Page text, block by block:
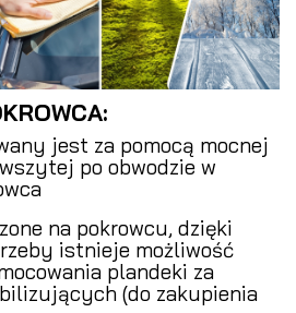
jest za pomocą mocnej
po obwodzie w
na pokrowcu, dzięki
istnieje możliwość
plandeki za
(do zakupienia